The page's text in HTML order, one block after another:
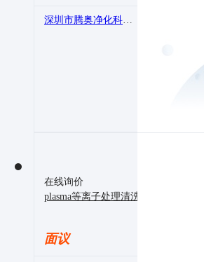
深圳市腾奥净化科技有限公司
在线询价
plasma等离子处理清洗机在LED封装
面议